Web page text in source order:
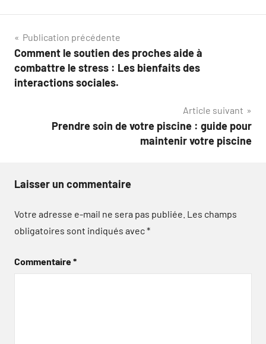
Navigation
de
l’article
Publication précédente
Comment le soutien des proches aide à
combattre le stress : Les bienfaits des
interactions sociales.
Article suivant
Prendre soin de votre piscine : guide pour
maintenir votre piscine
Laisser un commentaire
Votre adresse e-mail ne sera pas publiée. Les champs
obligatoires sont indiqués avec*
Commentaire*